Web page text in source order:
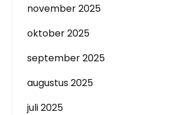
november 2025
oktober 2025
september 2025
augustus 2025
juli 2025